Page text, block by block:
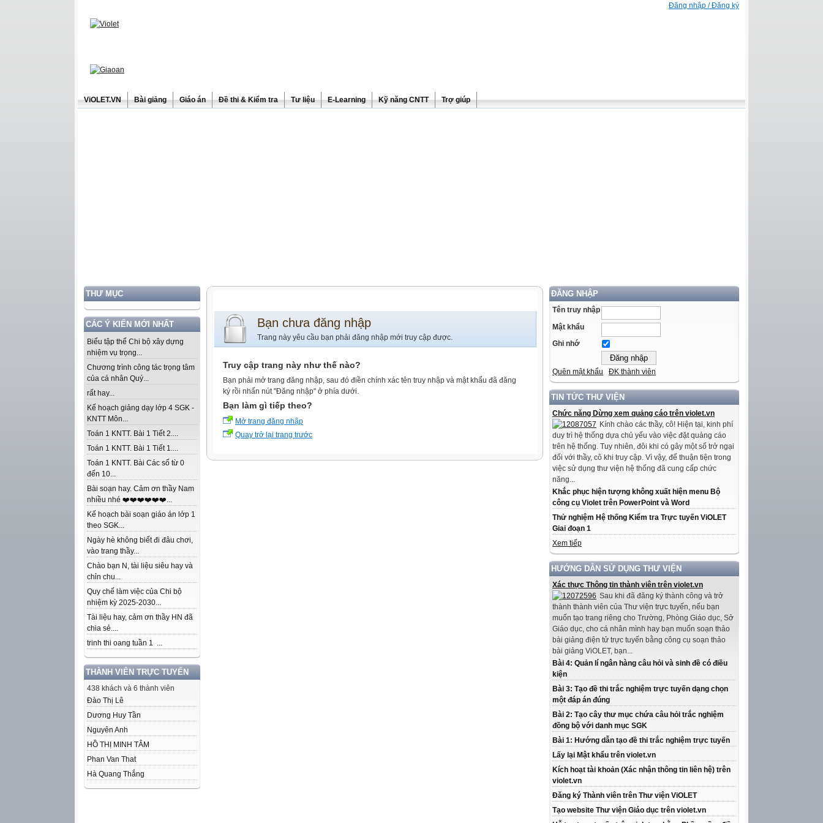
Đăng nhập / Đăng ký
ViOLET.VN Bài giảng Giáo án Đề thi & Kiểm tra Tư liệu E-Learning Kỹ năng CNTT Trợ giúp
THƯ MỤC
CÁC Ý KIẾN MỚI NHẤT
Biểu tập thể Chi bộ xây dựng
nhiệm vụ trọng...
Chương trình công tác trọng tâm
của cá nhân Quý...
rất hay...
Kế hoạch giảng dạy lớp 4 SGK -
KNTT Môn...
Toán 1 KNTT. Bài 1 Tiết 2....
Toán 1 KNTT. Bài 1 Tiết 1....
Toán 1 KNTT. Bài Các số từ 0
đến 10...
Bài soạn hay. Cảm ơn thầy Nam
nhiều nhé ❤️❤️❤️❤️❤️❤️...
Kế hoạch bài soạn giáo án lớp 1
theo SGK...
Ngày hè không biết đi đâu chơi,
vào trang thầy...
Chào bạn N, tài liệu siêu hay và
chỉn chu...
Quy chế làm việc của Chi bộ
nhiệm kỳ 2025-2030...
Tài liệu hay, cảm ơn thầy HN đã
chia sẻ....
trinh thi oang tuần 1 ...
THÀNH VIÊN TRỰC TUYẾN
438 khách và 6 thành viên
Đào Thị Lê
Dương Huy Tần
Nguyên Anh
HỒ THỊ MINH TÂM
Phan Van That
Hà Quang Thắng
ĐĂNG NHẬP
Tên truy nhập
Mật khẩu
Ghi nhớ
Quên mật khẩu ĐK thành viên
TIN TỨC THƯ VIỆN
Chức năng Dừng xem quảng cáo trên violet.vn
Kính chào các thầy, cô! Hiện tại, kinh phí
duy trì hệ thống dựa chủ yếu vào việc đặt quảng cáo
trên hệ thống. Tuy nhiên, đôi khi có gây một số trở ngại
đối với thầy, cô khi truy cập. Vì vậy, để thuận tiện trong
việc sử dụng thư viện hệ thống đã cung cấp chức
năng...
Khắc phục hiện tượng không xuất hiện menu Bộ
công cụ Violet trên PowerPoint và Word
Thử nghiệm Hệ thống Kiểm tra Trực tuyến ViOLET
Giai đoạn 1
Xem tiếp
HƯỚNG DẪN SỬ DỤNG THƯ VIỆN
Xác thực Thông tin thành viên trên violet.vn
Sau khi đã đăng ký thành công và trở
thành thành viên của Thư viện trực tuyến, nếu bạn
muốn tạo trang riêng cho Trường, Phòng Giáo dục, Sở
Giáo dục, cho cá nhân mình hay bạn muốn soạn thảo
bài giảng điện tử trực tuyến bằng công cụ soạn thảo
bài giảng ViOLET, bạn...
Bài 4: Quản lí ngân hàng câu hỏi và sinh đề có điều
kiện
Bài 3: Tạo đề thi trắc nghiệm trực tuyến dạng chọn
một đáp án đúng
Bài 2: Tạo cây thư mục chứa câu hỏi trắc nghiệm
đồng bộ với danh mục SGK
Bài 1: Hướng dẫn tạo đề thi trắc nghiệm trực tuyến
Lấy lại Mật khẩu trên violet.vn
Kích hoạt tài khoản (Xác nhận thông tin liên hệ) trên
violet.vn
Đăng ký Thành viên trên Thư viện ViOLET
Tạo website Thư viện Giáo dục trên violet.vn
Bạn chưa đăng nhập
Trang này yêu cầu bạn phải đăng nhập mới truy cập được.
Truy cập trang này như thế nào?
Bạn phải mở trang đăng nhập, sau đó điền chính xác tên truy nhập và mật khẩu đã đăng
ký rồi nhấn nút "Đăng nhập" ở phía dưới.
Bạn làm gì tiếp theo?
Mở trang đăng nhập
Quay trở lại trang trước